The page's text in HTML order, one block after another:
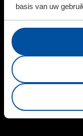
basis van uw